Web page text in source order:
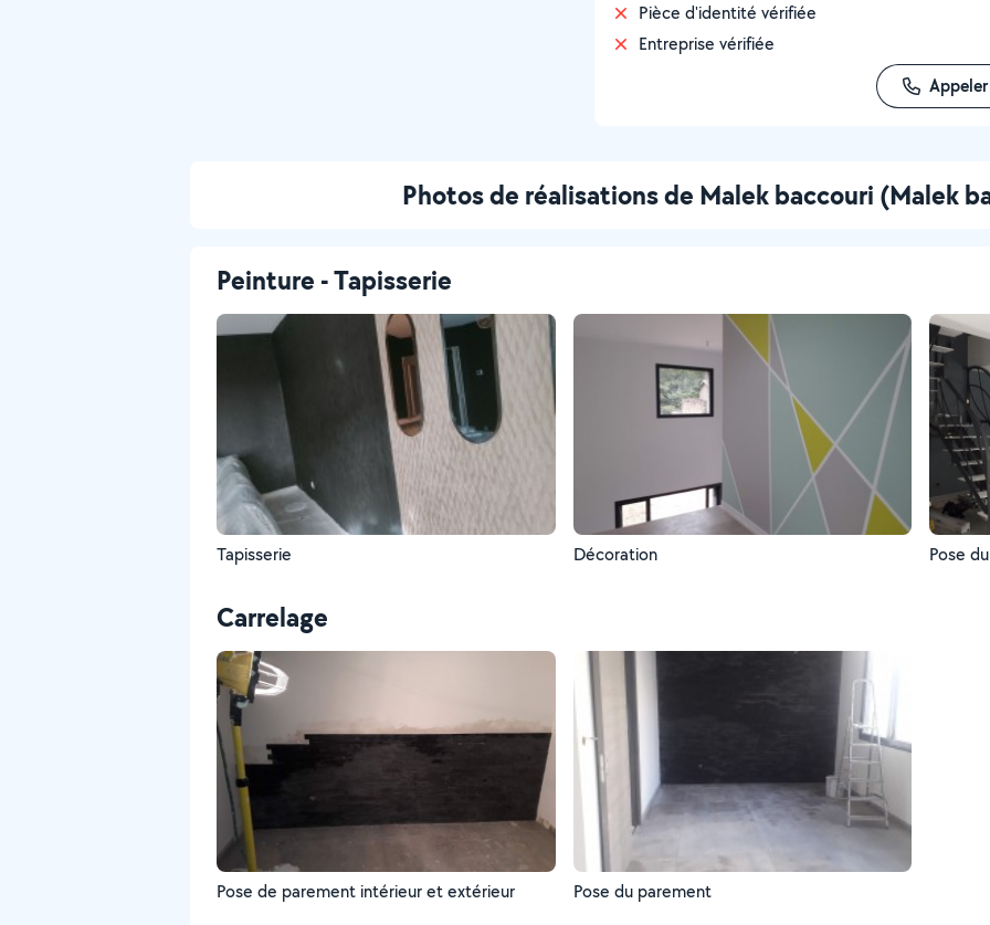
Pièce d'identité vérifiée
Entreprise vérifiée
Appeler
Photos de réalisations de Malek baccouri (Malek
Peinture - Tapisserie
Tapisserie Décoration Pose
Carrelage
Pose de parement intérieur et extérieur Pose du parement